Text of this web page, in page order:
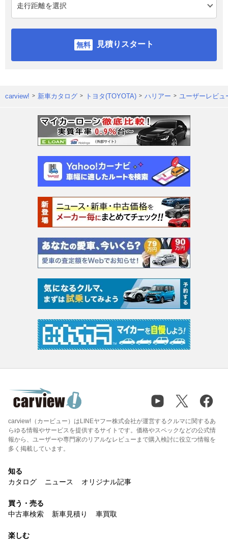
見積りスタート
carview! 新車カタログ トヨタ(TOYOTA) ハリアー ユーザーレビュ
carview!（カービュー）はLINEヤフー株式会社が運営するクルマに関するあ
らゆる情報やサービスを提供するサイトです。価格やスペックなどの公式情
報から、ユーザーや専門家のリアルなレビューまで購入検討に役立つ情報を
多く掲載しています。
知る
カタログ
ニュース オリジナル記事
買う・売る
中古車検索
新車見積り 車買取
楽しむ